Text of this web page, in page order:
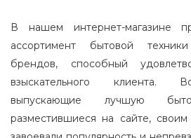
В нашем интернет-магазине
ассортимент бытовой
брендов, способный
взыскательного клиента.
выпускающие лучшую
разместившиеся на сайте,